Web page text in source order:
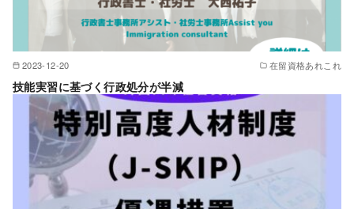
2023-12-20 在留資格あれこれ
技能実習に基づく行政処分が半減